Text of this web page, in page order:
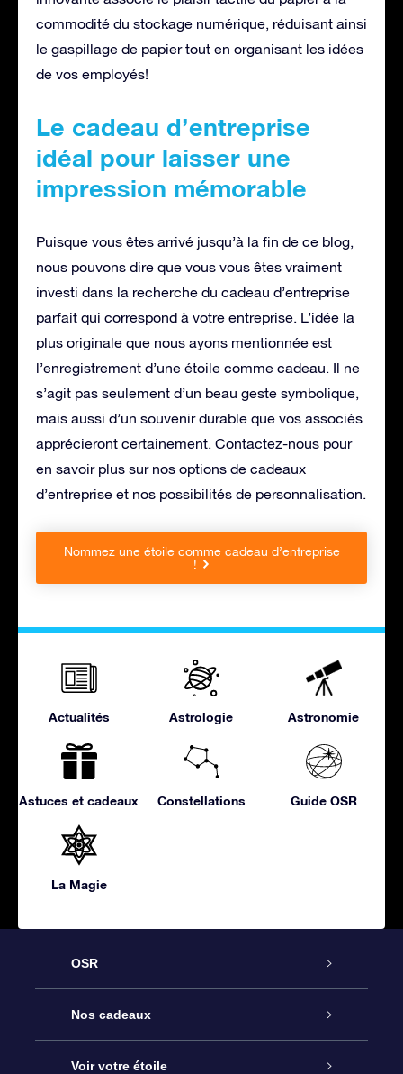
commodité du stockage numérique, réduisant ainsi
le gaspillage de papier tout en organisant les idées
de vos employés!
Le cadeau d’entreprise
idéal pour laisser une
impression mémorable
Puisque vous êtes arrivé jusqu’à la fin de ce blog,
nous pouvons dire que vous vous êtes vraiment
investi dans la recherche du cadeau d’entreprise
parfait qui correspond à votre entreprise. L’idée la
plus originale que nous ayons mentionnée est
l’enregistrement d’une étoile comme cadeau. Il ne
s’agit pas seulement d’un beau geste symbolique,
mais aussi d’un souvenir durable que vos associés
apprécieront certainement. Contactez-nous pour
en savoir plus sur nos options de cadeaux
d’entreprise et nos possibilités de personnalisation.
Nommez une étoile comme cadeau d’entreprise
!
Actualités Astrologie Astronomie
Astuces et cadeaux Constellations Guide OSR
La Magie
OSR
Service
À propos de l’OSR
Nos cadeaux
Cadeau d’étoile en ligne
Voir votre étoile